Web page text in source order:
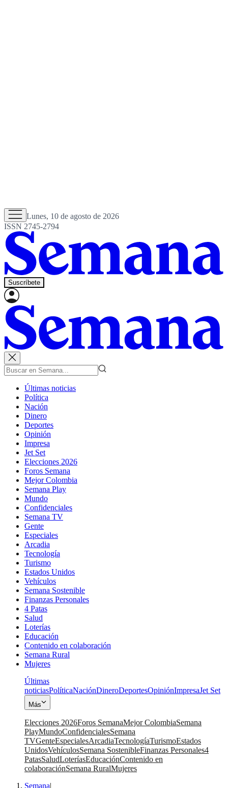
Lunes, 10 de agosto de 2026
ISSN 2745-2794
Suscríbete
Últimas noticias
Política
Nación
Dinero
Deportes
Opinión
Impresa
Jet Set
Elecciones 2026
Foros Semana
Mejor Colombia
Semana Play
Mundo
Confidenciales
Semana TV
Gente
Especiales
Arcadia
Tecnología
Turismo
Estados Unidos
Vehículos
Semana Sostenible
Finanzas Personales
4 Patas
Salud
Loterías
Educación
Contenido en colaboración
Semana Rural
Mujeres
Últimas
noticiasPolíticaNaciónDineroDeportesOpiniónImpresaJet Set
Más
Elecciones 2026Foros SemanaMejor ColombiaSemana
PlayMundoConfidencialesSemana
TVGenteEspecialesArcadiaTecnologíaTurismoEstados
UnidosVehículosSemana SostenibleFinanzas Personales4
PatasSaludLoteríasEducaciónContenido en
colaboraciónSemana RuralMujeres
Semana|